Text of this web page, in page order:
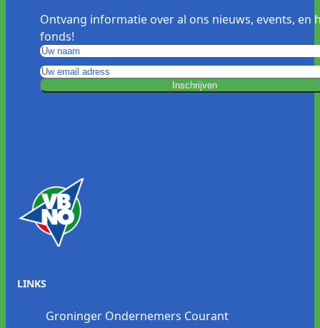
Ontvang informatie over al ons nieuws, events, en
fonds!
Inschrijven
LINKS
Groninger Ondernemers Courant